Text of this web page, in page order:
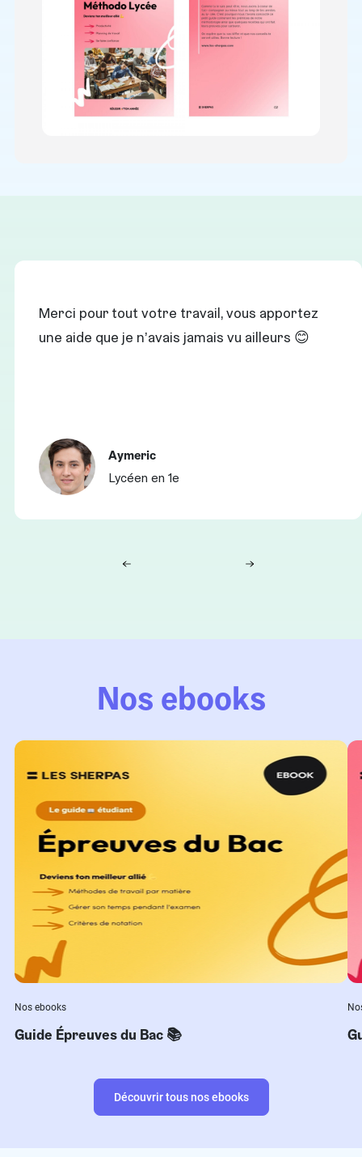
Merci pour tout votre travail, vous apportez
une aide que je n’avais jamais vu ailleurs 😊
Aymeric
Lycéen en 1e
Nos ebooks
Nos ebooks
Guide Épreuves du Bac 📚
Découvrir tous nos ebooks